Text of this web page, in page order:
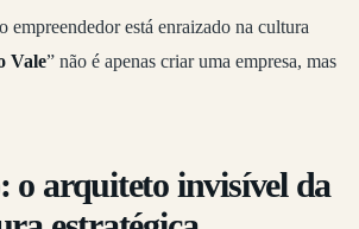
empreendedor está enraizado na cultura
Vale” não é apenas criar uma empresa, mas
o arquiteto invisível da